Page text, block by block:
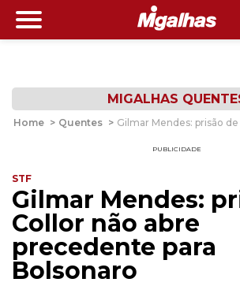
MIGALHAS
Home > Quentes > Gilmar Mendes: prisão
PUBLICIDADE
STF
Gilmar Mendes:
Collor não abre
precedente para
Bolsonaro